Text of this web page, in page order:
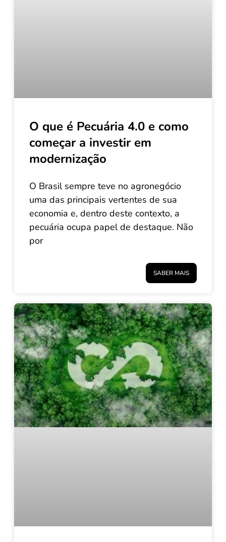
O que é Pecuária 4.0 e como
começar a investir em
modernização
O Brasil sempre teve no agronegócio
uma das principais vertentes de sua
economia e, dentro deste contexto, a
pecuária ocupa papel de destaque. Não
por
SABER MAIS